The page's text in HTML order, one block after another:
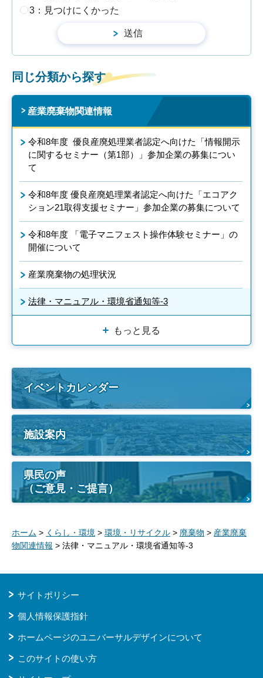
3：見つけにくかった
同じ分類から探す
産業廃棄物関連情報
令和8年度 優良産廃処理業者認定へ向けた「情報開示
に関するセミナー（第1部）」参加企業の募集につい
て
令和8年度 優良産廃処理業者認定へ向けた「エコアク
ション21取得支援セミナー」参加企業の募集について
令和8年度 「電子マニフェスト操作体験セミナー」の
開催について
産業廃棄物の処理状況
法律・マニュアル・環境省通知等-3
もっと見る
イベントカレンダー
施設案内
県民の声
（ご意見・ご提言）
ホーム > くらし・環境 > 環境・リサイクル > 廃棄物 > 産業廃棄
物関連情報 > 法律・マニュアル・環境省通知等-3
サイトポリシー
個人情報保護指針
ホームページのユニバーサルデザインについて
このサイトの使い方